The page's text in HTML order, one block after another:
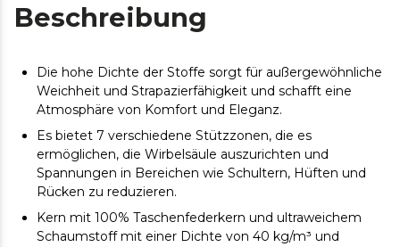
Beschreibung
Die hohe Dichte der Stoffe sorgt für außergewöhnliche
Weichheit und Strapazierfähigkeit und schafft eine
Atmosphäre von Komfort und Eleganz.
Es bietet 7 verschiedene Stützzonen, die es
ermöglichen, die Wirbelsäule auszurichten und
Spannungen in Bereichen wie Schultern, Hüften und
Rücken zu reduzieren.
Kern mit 100% Taschenfederkern und ultraweichem
Schaumstoff mit einer Dichte von 40 kg/m³ und